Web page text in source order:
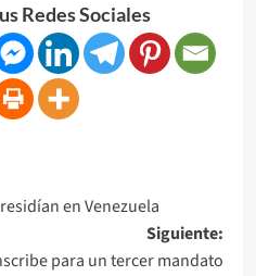
Redes Sociales
en Venezuela
Siguiente:
para un tercer mandato